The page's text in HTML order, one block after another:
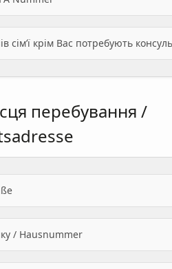
перебування /
/ Hausnummer